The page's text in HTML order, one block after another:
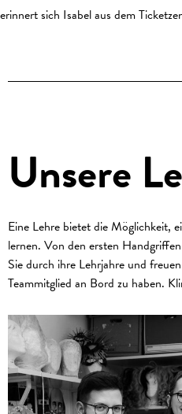
erinnert sich Isabel aus dem
Unsere
Eine Lehre bietet die Möglichkeit,
lernen. Von den ersten
Sie durch ihre Lehrjahre und
Teammitglied an Bord zu haben.